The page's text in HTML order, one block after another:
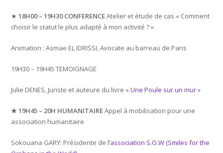
★18H00 – 19H30 CONFERENCEAtelier et étude de cas « Comment
choisir le statut le plus adapté à mon activité ? »
Animation : Asmae EL IDRISSI, Avocate au barreau de Paris
19H30 – 19H45 TEMOIGNAGE
Julie DENES, Juriste et auteure du livre «Une Poule sur un mur»
★ 19H45 – 20H HUMANITAIREAppel à mobilisation pour une
association humanitaire
Sokouana GARY: Présidente del’association S.O.W (Smiles for the